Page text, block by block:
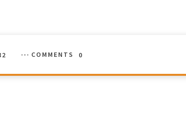
COMMENTS 0